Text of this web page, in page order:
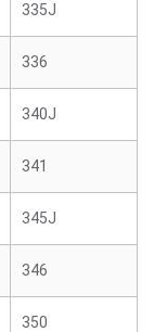
335J
336
340J
341
345J
346
350